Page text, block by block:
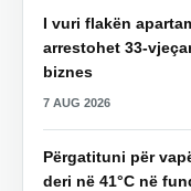
I vuri flakën
arrestohet 33-
biznes
7 AUG 2026
Përgatituni për
deri në 41°C në